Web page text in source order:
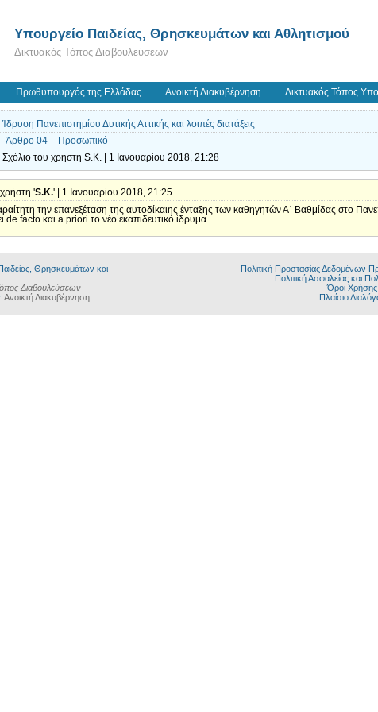
Υπουργείο Παιδείας, Θρησκευμάτων και Αθλητισμού
Δικτυακός Τόπος Διαβουλεύσεων
Πρωθυπουργός της Ελλάδας Ανοικτή Διακυβέρνηση Δικτυακός Τόπος
Ίδρυση Πανεπιστημίου Δυτικής Αττικής και λοιπές διατάξεις
Άρθρο 04 – Προσωπικό
Σχόλιο του χρήστη S.K. | 1 Ιανουαρίου 2018, 21:28
'S.K.' | 1 Ιανουαρίου 2018, 21:25
την επανεξέταση της αυτοδίκαιης ένταξης των καθηγητών Α΄ Βαθμίδας στο
de facto και a priori το νέο εκαπιδευτικό ίδρυμα
Θρησκευμάτων και
Διαβουλεύσεων
Ανοικτή Διακυβέρνηση
Πολιτική Προστασίας Δεδομένων
Πολιτική Ασφαλείας και
Όροι Χρήσης
Πλαίσιο